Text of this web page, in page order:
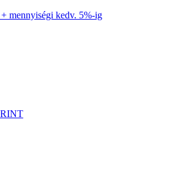
mennyiségi kedv. 5%-ig